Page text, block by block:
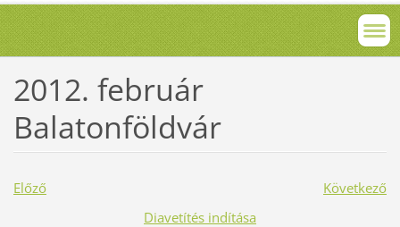
2012. február
Balatonföldvár
Előző
Következő
Diavetítés indítása